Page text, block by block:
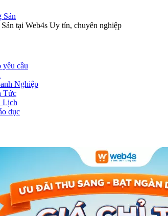
Sản
tại Web4s Uy tín, chuyên nghiệp
yêu cầu
Nghiệp
Tức
Lịch
dục